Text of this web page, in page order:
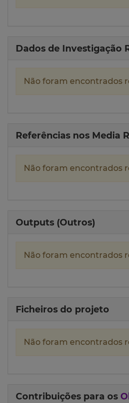
Dados de Investigação
Não foram encontrados
Referências nos Media
Não foram encontrados
Outputs (Outros)
Não foram encontrados
Ficheiros do projeto
Não foram encontrados
Contribuições para os